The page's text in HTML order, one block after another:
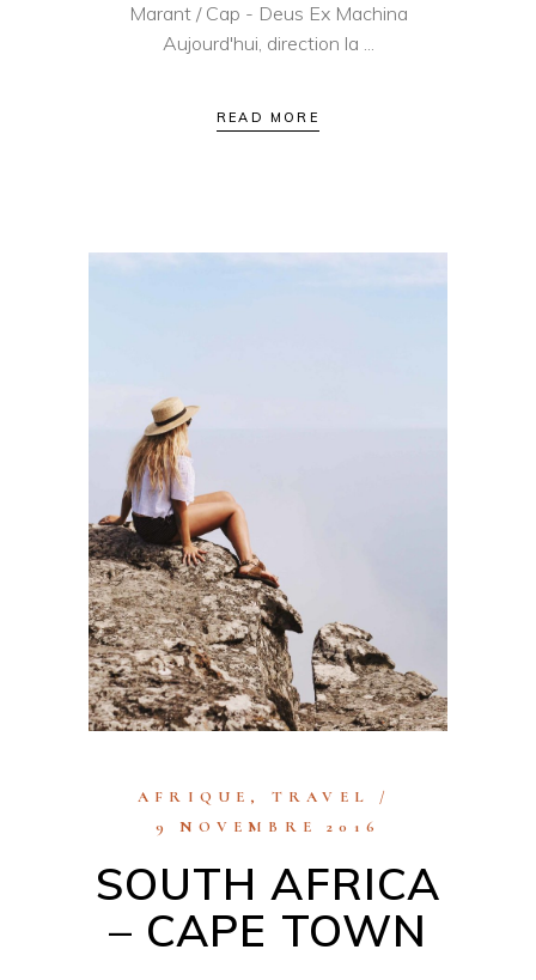
Marant / Cap - Deus Ex Machina
Aujourd'hui, direction la
READ MORE
AFRIQUE , TRAVEL
9 NOVEMBRE 2016
SOUTH AFRICA
– CAPE TOWN